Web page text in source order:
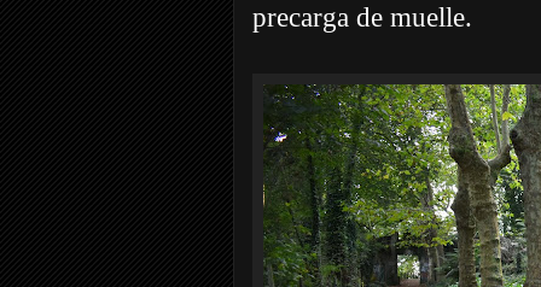
precarga de muelle.